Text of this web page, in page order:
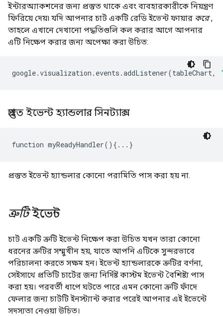
ইন্টারঅ্যাকশনের জন্য প্রস্তুত থাকে এবং ব্যবহারকারীকে নিয়ন্ত্রণ
ফিরিয়ে দেয়৷ যদি আপনার চার্ট একটি রেডি ইভেন্ট ফায়ার করে,
তাহলে এখানে দেখানো পদ্ধতিগুলি কল করার আগে আপনার
এটি নিক্ষেপ করার জন্য অপেক্ষা করা উচিত:
google.visualization . events .addListener(tableChart,
প্রস্তুত ইভেন্ট হ্যান্ডলার সিনট্যাক্স
function myReadyHandler(){...}
প্রস্তুত ইভেন্ট হ্যান্ডলার কোনো পরামিতি পাস করা হয় না.
ত্রুটিইভেন্ট
চার্ট একটি ত্রুটি ইভেন্ট নিক্ষেপ করা উচিত যখন তারা কোনো
ধরনের ত্রুটির সম্মুখীন হয়, যাতে আপনি এটিকে সুন্দরভাবে
পরিচালনা করতে সক্ষম হন। ইভেন্ট হ্যান্ডলারকে ত্রুটির বর্ণনা,
সেইসাথে প্রতিটি চার্টের জন্য নির্দিষ্ট কাস্টম ইভেন্ট বৈশিষ্ট্য পাস
করা হয়। পরবর্তী ধাপে ঘটতে পারে এমন কোনো ত্রুটি ফাঁদে
ফেলার জন্য চার্টটি ইনস্ট্যান্ট করার পরেই আপনার এই ইভেন্টে
সদস্যতা নেওয়া উচিত।